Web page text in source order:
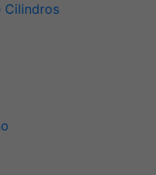
Cilindros